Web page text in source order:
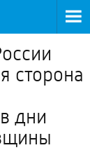
сторона
дни